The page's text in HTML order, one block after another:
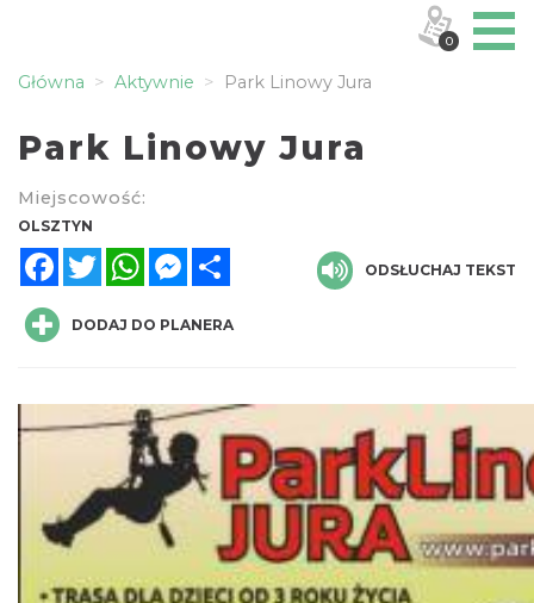
Główna Aktywnie Park Linowy Jura
Park Linowy Jura
Miejscowość:
OLSZTYN
FacebookTwitterWhatsAppMessenger
ODSŁUCHAJ TEKST
DODAJ DO PLANERA
0